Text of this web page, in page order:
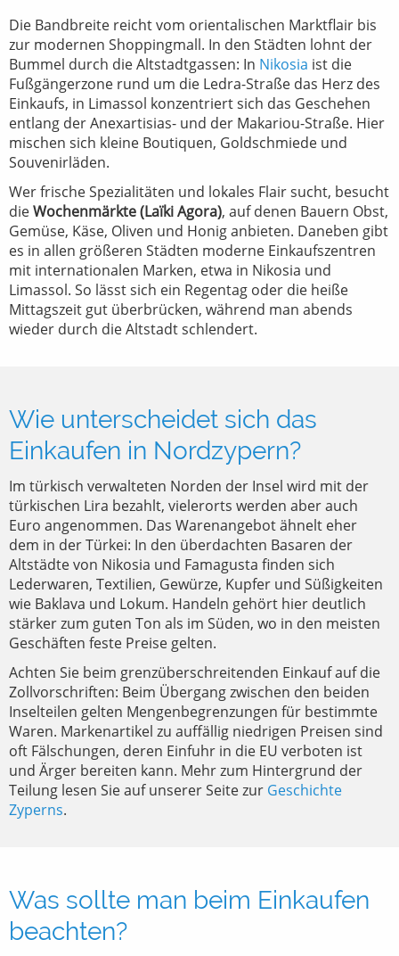
Die Bandbreite reicht vom orientalischen Marktflair bis
zur modernen Shoppingmall. In den Städten lohnt der
Bummel durch die Altstadtgassen: In Nikosia ist die
Fußgängerzone rund um die Ledra-Straße das Herz des
Einkaufs, in Limassol konzentriert sich das Geschehen
entlang der Anexartisias- und der Makariou-Straße. Hier
mischen sich kleine Boutiquen, Goldschmiede und
Souvenirläden.
Wer frische Spezialitäten und lokales Flair sucht, besucht
dieWochenmärkte (Laïki Agora), auf denen Bauern Obst,
Gemüse, Käse, Oliven und Honig anbieten. Daneben gibt
es in allen größeren Städten moderne Einkaufszentren
mit internationalen Marken, etwa in Nikosia und
Limassol. So lässt sich ein Regentag oder die heiße
Mittagszeit gut überbrücken, während man abends
wieder durch die Altstadt schlendert.
Wie unterscheidet sich das
Einkaufen in Nordzypern?
Im türkisch verwalteten Norden der Insel wird mit der
türkischen Lira bezahlt, vielerorts werden aber auch
Euro angenommen. Das Warenangebot ähnelt eher
dem in der Türkei: In den überdachten Basaren der
Altstädte von Nikosia und Famagusta finden sich
Lederwaren, Textilien, Gewürze, Kupfer und Süßigkeiten
wie Baklava und Lokum. Handeln gehört hier deutlich
stärker zum guten Ton als im Süden, wo in den meisten
Geschäften feste Preise gelten.
Achten Sie beim grenzüberschreitenden Einkauf auf die
Zollvorschriften: Beim Übergang zwischen den beiden
Inselteilen gelten Mengenbegrenzungen für bestimmte
Waren. Markenartikel zu auffällig niedrigen Preisen sind
oft Fälschungen, deren Einfuhr in die EU verboten ist
und Ärger bereiten kann. Mehr zum Hintergrund der
Teilung lesen Sie auf unserer Seite zur Geschichte
Zyperns.
Was sollte man beim Einkaufen
beachten?